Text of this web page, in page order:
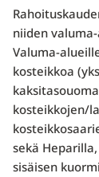
niiden
Valuma-
kosteikkoa
kosteikkojen/
sekä
sisäisen